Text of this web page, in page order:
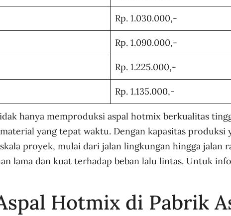
Rp. 1.030.000,-
Rp. 1.090.000,-
Rp. 1.225.000,-
Rp. 1.135.000,-
hanya memproduksi aspal hotmix berkualitas
yang tepat waktu. Dengan kapasitas
proyek, mulai dari jalan lingkungan hingga jalan
lama dan kuat terhadap beban lalu lintas. Untuk
Hotmix di Pabrik